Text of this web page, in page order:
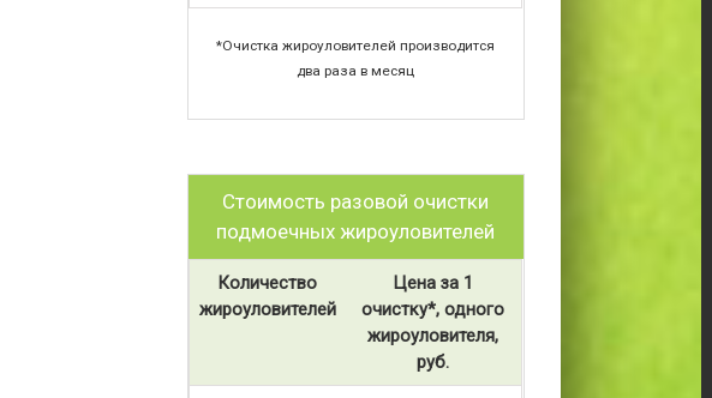
*Очистка жироуловителей производится
два раза в месяц
Стоимость разовой очистки
подмоечных жироуловителей
Количество
жироуловителей
Цена за 1
очистку*, одного
жироуловителя,
руб.